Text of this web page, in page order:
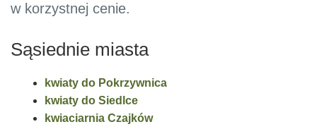
w korzystnej cenie.
Sąsiednie miasta
kwiaty do Pokrzywnica
kwiaty do Siedlce
kwiaciarnia Czajków